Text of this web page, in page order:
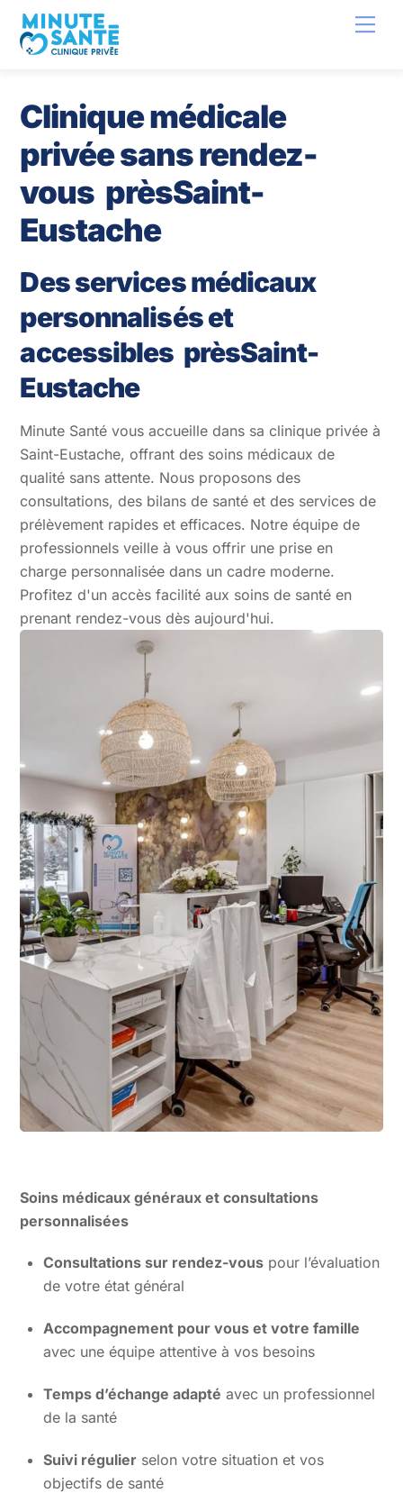
Skip
content
Clinique médicale
privée sans rendez-
vous prèsSaint-
Eustache
Des services médicaux
personnalisés et
accessibles prèsSaint-
Eustache
Minute Santé vous accueille dans sa clinique privée à
Saint-Eustache, offrant des soins médicaux de
qualité sans attente. Nous proposons des
consultations, des bilans de santé et des services de
prélèvement rapides et efficaces. Notre équipe de
professionnels veille à vous offrir une prise en
charge personnalisée dans un cadre moderne.
Profitez d'un accès facilité aux soins de santé en
prenant rendez-vous dès aujourd'hui.
Soins médicaux généraux et consultations
personnalisées
Consultations sur rendez-vous pour l’évaluation
de votre état général
Accompagnement pour vous et votre famille
avec une équipe attentive à vos besoins
Temps d’échange adapté avec un professionnel
de la santé
Suivi régulier selon votre situation et vos
objectifs de santé